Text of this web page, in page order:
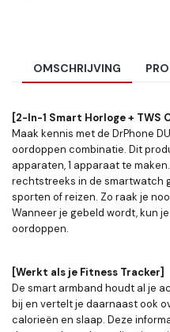
OMSCHRIJVING
[2-In-1 Smart Horloge + TWS
Maak kennis met de DrPhone
oordoppen combinatie. Dit
apparaten, 1 apparaat te
rechtstreeks in de smartwatch
sporten of reizen. Zo raak je
Wanneer je gebeld wordt, kun
oordoppen.
[Werkt als je Fitness Tracker]
De smart armband houdt al je
bij en vertelt je daarnaast ook
calorieën en slaap. Deze